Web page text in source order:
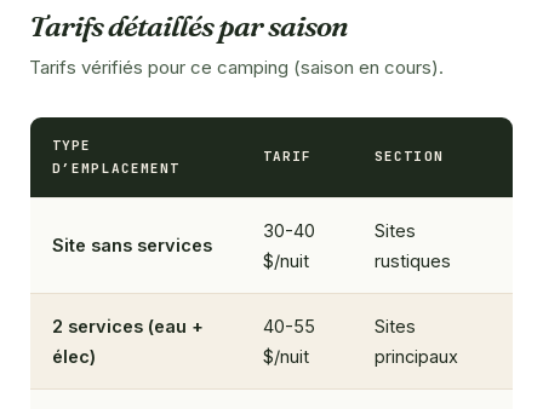
Tarifs détaillés par saison
Tarifs vérifiés pour ce camping (saison en cours).
TYPE
D’EMPLACEMENT
TARIF SECTION
Site sans services
30-40
$/nuit
Sites
rustiques
2 services (eau +
élec)
40-55
$/nuit
Sites
principaux